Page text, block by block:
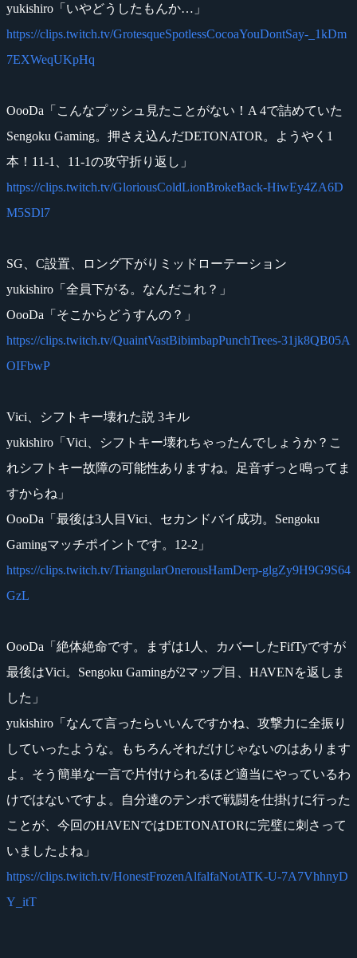
yukishiro「いやどうしたもんか…」
https://clips.twitch.tv/GrotesqueSpotlessCocoaYouDontSay-_1kDm
7EXWeqUKpHq
OooDa「こんなプッシュ見たことがない！A 4で詰めていた
Sengoku Gaming。押さえ込んだDETONATOR。ようやく1
本！11-1、11-1の攻守折り返し」
https://clips.twitch.tv/GloriousColdLionBrokeBack-HiwEy4ZA6D
M5SDl7
SG、C設置、ロング下がりミッドローテーション
yukishiro「全員下がる。なんだこれ？」
OooDa「そこからどうすんの？」
https://clips.twitch.tv/QuaintVastBibimbapPunchTrees-31jk8QB05A
OIFbwP
Vici、シフトキー壊れた説 3キル
yukishiro「Vici、シフトキー壊れちゃったんでしょうか？こ
れシフトキー故障の可能性ありますね。足音ずっと鳴ってま
すからね」
OooDa「最後は3人目Vici、セカンドバイ成功。Sengoku
Gamingマッチポイントです。12-2」
https://clips.twitch.tv/TriangularOnerousHamDerp-glgZy9H9G9S64
GzL
OooDa「絶体絶命です。まずは1人、カバーしたFifTyですが
最後はVici。Sengoku Gamingが2マップ目、HAVENを返しま
した」
yukishiro「なんて言ったらいいんですかね、攻撃力に全振り
していったような。もちろんそれだけじゃないのはあります
よ。そう簡単な一言で片付けられるほど適当にやっているわ
けではないですよ。自分達のテンポで戦闘を仕掛けに行った
ことが、今回のHAVENではDETONATORに完璧に刺さって
いましたよね」
https://clips.twitch.tv/HonestFrozenAlfalfaNotATK-U-7A7VhhnyD
Y_itT